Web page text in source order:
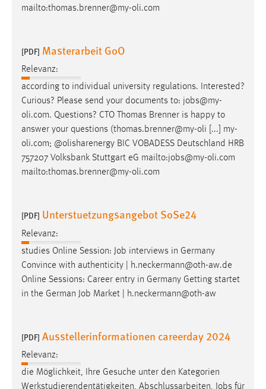
mailto:thomas.brenner@my-oli.com
[PDF] Masterarbeit GoO
Relevanz:
according to individual university regulations. Interested?
Curious? Please send your documents to: jobs@my-
oli.com. Questions? CTO Thomas Brenner is happy to
answer your questions (thomas.brenner@my-oli [...] my-
oli.com; @olisharenergy BIC VOBADESS Deutschland HRB
757207 Volksbank Stuttgart eG mailto:jobs@my-oli.com
mailto:thomas.brenner@my-oli.com
[PDF] Unterstuetzungsangebot SoSe24
Relevanz:
studies Online Session: Job interviews in Germany
Convince with authenticity | h.neckermann@oth-aw.de
Online Sessions: Career entry in Germany Getting startet
in the German Job Market | h.neckermann@oth-aw
[PDF] Ausstellerinformationen careerday 2024
Relevanz:
die Möglichkeit, Ihre Gesuche unter den Kategorien
Werkstudierendentätigkeiten, Abschlussarbeiten, Jobs für
Diese Informationen helfen uns zu verstehen, wie
Matomo
Name:
_pk_ref, _pk_cvar, _pk_id, _pk_ses
Zweck:
Cookie Laufzeit:
Max. 13 Monate
MARKETING
Marketing Cookies werden von Drittanbietern
verwendet, um personalisierte Werbung anzuzeigen.
Sie tun dies, indem sie Besucher über Websites
hinweg verfolgen.
Google Ads
_gcl_au
Anbieter:
Google Ireland Limited